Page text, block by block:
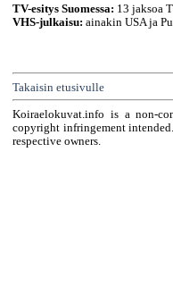
TV-esitys Suomessa: 13 jaksoa
VHS-julkaisu: ainakin USA ja
Takaisin etusivulle
Koiraelokuvat.info is a non-
copyright infringement
respective owners.